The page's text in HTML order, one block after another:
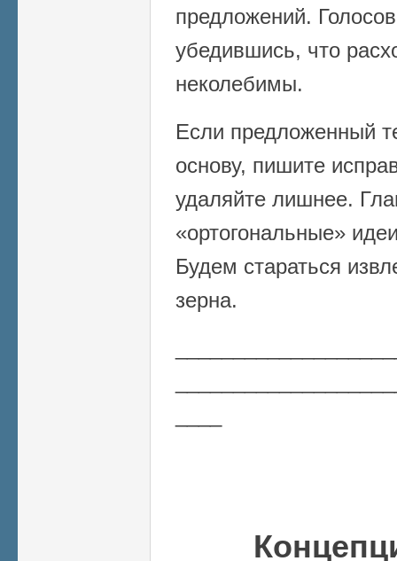
предложений.
убедившись, что
неколебимы.
Если предложенный
основу, пишите
удаляйте лишнее.
«ортогональные»
Будем стараться
зерна.